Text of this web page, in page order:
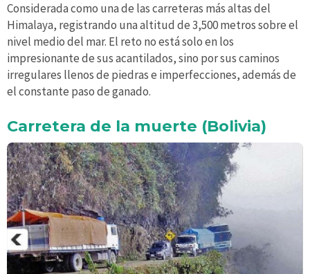
Considerada como una de las carreteras más altas del
Himalaya, registrando una altitud de 3,500 metros sobre el
nivel medio del mar. El reto no está solo en los
impresionante de sus acantilados, sino por sus caminos
irregulares llenos de piedras e imperfecciones, además de
el constante paso de ganado.
Carretera de la muerte (Bolivia)